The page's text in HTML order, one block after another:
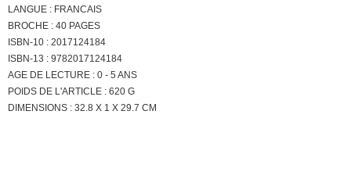
LANGUE : FRANCAIS
BROCHE : 40 PAGES
ISBN-10 : 2017124184
ISBN-13 : 9782017124184
AGE DE LECTURE : 0 - 5 ANS
POIDS DE L'ARTICLE : 620 G
DIMENSIONS : 32.8 X 1 X 29.7 CM